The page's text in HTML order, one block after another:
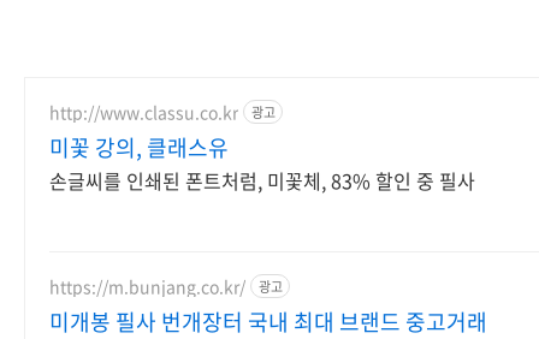
http://www.classu.co.kr 광고
미꽃 강의, 클래스유
손글씨를 인쇄된 폰트처럼, 미꽃체, 83% 할인 중 필사
https://m.bunjang.co.kr/ 광고
미개봉 필사 번개장터 국내 최대 브랜드 중고거래